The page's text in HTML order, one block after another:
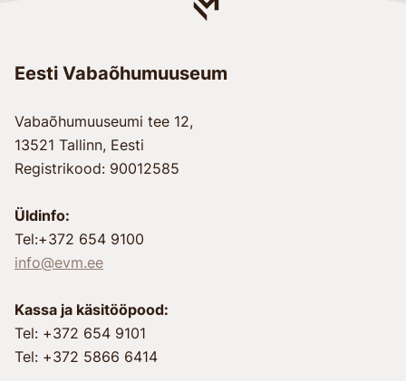
Eesti Vabaõhumuuseum
Vabaõhumuuseumi tee 12,
13521 Tallinn, Eesti
Registrikood: 90012585
Üldinfo:
Tel:+372 654 9100
info@evm.ee
Kassa ja käsitööpood:
Tel: +372 654 9101
Tel: +372 5866 6414